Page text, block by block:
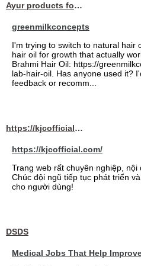
Ayur products for hair
greenmilkconcepts
I'm trying to switch to natural hair
hair oil for growth that actually
Brahmi Hair Oil: https://
lab-hair-oil. Has anyone used it?
feedback or recomm...
https://kjcofficial.com/
https://kjcofficial.com/
Trang web rất chuyên nghiệp, nội
Chúc đội ngũ tiếp tục phát triển
cho người dùng!
DSDS
Medical Jobs That Help